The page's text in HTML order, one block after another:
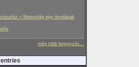
= Mesevilág egy óvodának
még több bejegyzés...